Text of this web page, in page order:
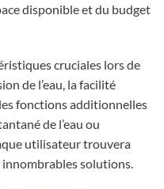
disponible et du budget
cruciales lors de
de l’eau, la facilité
fonctions additionnelles
de l’eau ou
utilisateur trouvera
innombrables solutions.